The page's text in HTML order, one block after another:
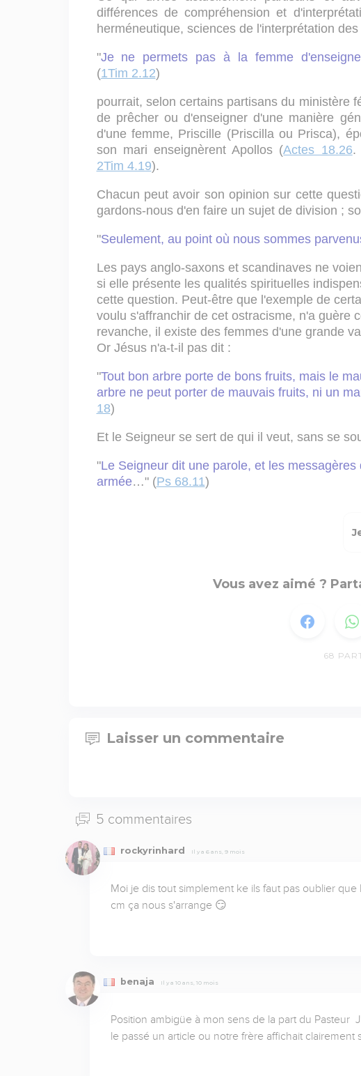
différences de compréhension et
herméneutique, sciences de l'interprétation
"Je ne permets pas à la femme
(1Tim 2.12)
pourrait, selon certains partisans du ministère
de prêcher ou d'enseigner d'une manière
d'une femme, Priscille (Priscilla ou Prisca),
son mari enseignèrent Apollos (Actes 18.26.
2Tim 4.19).
Chacun peut avoir son opinion sur cette
gardons-nous d'en faire un sujet de division ;
"Seulement, au point où nous sommes
Les pays anglo-saxons et scandinaves ne
si elle présente les qualités spirituelles
cette question. Peut-être que l'exemple de
voulu s'affranchir de cet ostracisme, n'a guère
revanche, il existe des femmes d'une grande
Or Jésus n'a-t-il pas dit :
"Tout bon arbre porte de bons fruits, mais le
arbre ne peut porter de mauvais fruits, ni un
18)
Et le Seigneur se sert de qui il veut, sans se
"Le Seigneur dit une parole, et les
armée…" (Ps 68.11)
Vous avez aimé ?
68
Laisser un commentaire
5 commentaires
rockyrinhard Il y a 6 ans, 9 mois
Moi je dis tout simplement ke ils faut pas oublier
cm ça nous s'arrange 😏
benaja Il y a 10 ans, 10 mois
Position ambigüe à mon sens de la part du Pasteur
le passé un article ou notre frère affichait